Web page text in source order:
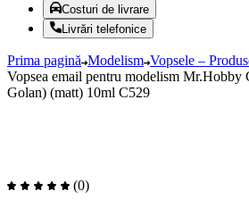
Costuri de livrare
Livrări telefonice
Prima pagină Modelism Vopsele –
Vopsea email pentru modelism
Golan) (matt) 10ml C529
(0)